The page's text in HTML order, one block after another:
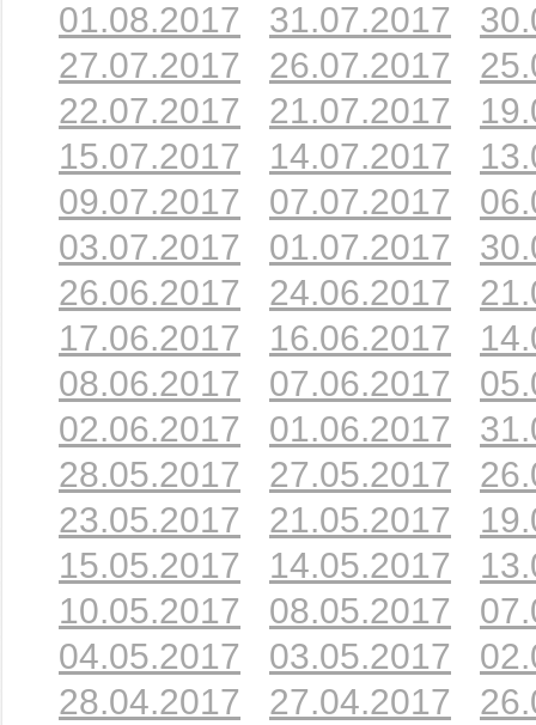
01.08.2017 31.07.2017
27.07.2017
26.07.2017
22.07.2017
21.07.2017
15.07.2017
14.07.2017
09.07.2017
07.07.2017
03.07.2017
01.07.2017
26.06.2017
24.06.2017
17.06.2017
16.06.2017
08.06.2017
07.06.2017
02.06.2017
01.06.2017
28.05.2017
27.05.2017
23.05.2017
21.05.2017
15.05.2017
14.05.2017
10.05.2017
08.05.2017
04.05.2017
03.05.2017
28.04.2017
27.04.2017